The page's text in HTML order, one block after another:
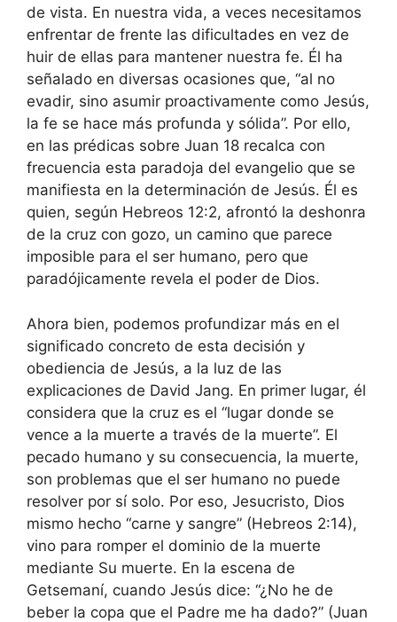
de vista. En nuestra vida, a veces necesitamos
enfrentar de frente las dificultades en vez de
huir de ellas para mantener nuestra fe. Él ha
señalado en diversas ocasiones que, “al no
evadir, sino asumir proactivamente como Jesús,
la fe se hace más profunda y sólida”. Por ello,
en las prédicas sobre Juan 18 recalca con
frecuencia esta paradoja del evangelio que se
manifiesta en la determinación de Jesús. Él es
quien, según Hebreos 12:2, afrontó la deshonra
de la cruz con gozo, un camino que parece
imposible para el ser humano, pero que
paradójicamente revela el poder de Dios.
Ahora bien, podemos profundizar más en el
significado concreto de esta decisión y
obediencia de Jesús, a la luz de las
explicaciones de David Jang. En primer lugar, él
considera que la cruz es el “lugar donde se
vence a la muerte a través de la muerte”. El
pecado humano y su consecuencia, la muerte,
son problemas que el ser humano no puede
resolver por sí solo. Por eso, Jesucristo, Dios
mismo hecho “carne y sangre” (Hebreos 2:14),
vino para romper el dominio de la muerte
mediante Su muerte. En la escena de
Getsemaní, cuando Jesús dice: “¿No he de
beber la copa que el Padre me ha dado?” (Juan